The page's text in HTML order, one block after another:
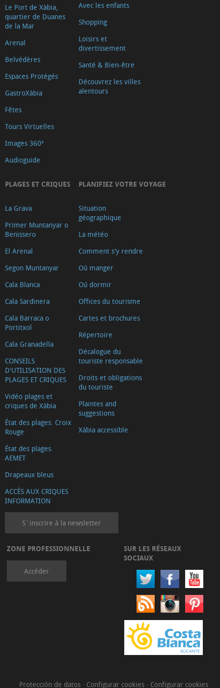
Le Port de Xàbia,
quartier de Duanes
de la Mar
Arenal
Belvédères
Espaces Protégés
GastroXàbia
Fêtes
Tours Virtuelles
Images 360º
Audioguide
Avec les enfants
Shopping
Loisirs et
divertissement
Santé & Bien-être
Découvrez les villes
alentours
PLAGES ET CRIQUES
La Grava
Primer Muntanyar o
Benissero
El Arenal
Segon Muntanyar
Cala Blanca
Cala Sardinera
Cala Barraca o
Portitxol
Cala Granadella
CONSEILS
D'UTILISATION DES
PLAGES ET CRIQUES
Vidéo plages et
criques de Xàbia
État des plages. Croix
Rouge
État des plages.
AEMET
Drapeaux bleus
ACCÈS AUX CRIQUES
INFORMATION
PLANIFIEZ VOTRE VOYAGE
Situation
géographique
La météo
Comment s'y rendre
Oú manger
Oú dormir
Offices du tourisme
Cartes et brochures
Répertoire
Décalogue du
touriste responsable
Droits et obligations
du touriste
Plaintes and
suggestions
Xàbia accessible
S´inscrire à la newsletter
ZONE PROFESSIONNELLE
Accéder
SUR LES RÉSEAUX
SOCIAUX
Protección de datos · Configurar cookies · Configurar cookies